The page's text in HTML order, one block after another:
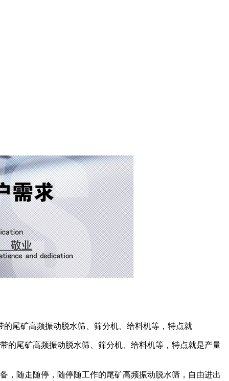
尾矿高频振动脱水筛、筛分机、给料机等，特点就
带的尾矿高频振动脱水筛、筛分机、给料机等，特点就是产量
，随走随停，随停随工作的尾矿高频振动脱水筛，自由进出